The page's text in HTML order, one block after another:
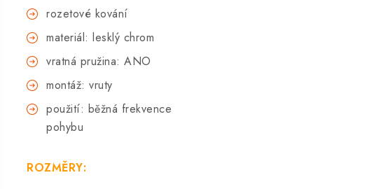
rozetové kování
materiál: lesklý chrom
vratná pružina: ANO
montáž: vruty
použití: běžná frekvence
pohybu
ROZMĚRY: